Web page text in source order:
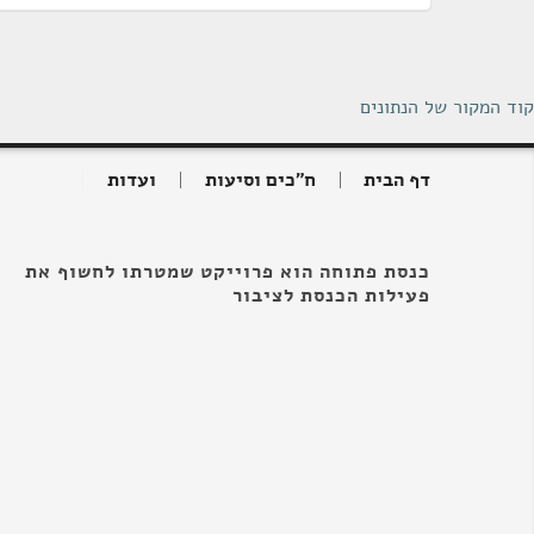
קוד המקור של הנתונים
דף הבית ח"כים וסיעות ועדות
כנסת פתוחה הוא פרוייקט שמטרתו לחשוף את
פעילות הכנסת לציבור